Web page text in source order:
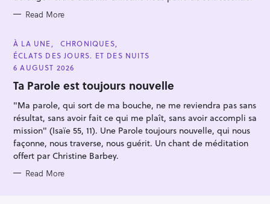
Read More
C
A
T
E
G
O
R
E
À LA UNE
CHRONIQUES
ÉCLATS DES JOURS. ET DES NUITS
6 AUGUST 2026
Ta Parole est toujours nouvelle
"Ma parole, qui sort de ma bouche, ne me reviendra pas sans
résultat, sans avoir fait ce qui me plaît, sans avoir accompli sa
mission" (Isaïe 55, 11). Une Parole toujours nouvelle, qui nous
façonne, nous traverse, nous guérit. Un chant de méditation
offert par Christine Barbey.
Read More